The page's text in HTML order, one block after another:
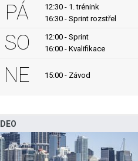
PÁ
12:30 - 1. trénink
16:30 - Sprint rozstřel
SO
12:00 - Sprint
16:00 - Kvalifikace
NE 15:00 - Závod